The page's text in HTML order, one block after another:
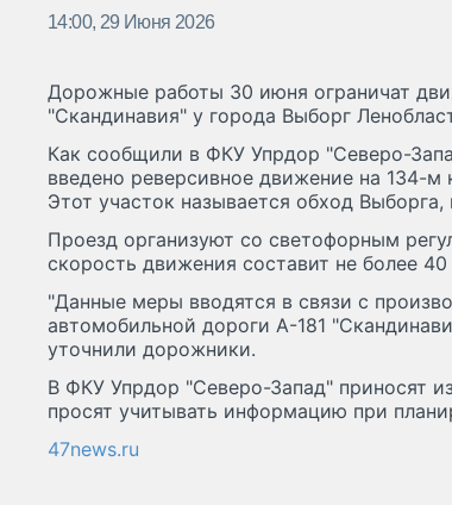
14:00, 29 Июня 2026
Дорожные работы 30 июня ограничат
"Скандинавия" у города Выборг
Как сообщили в ФКУ Упрдор "Северо-
введено реверсивное движение на 134-
Этот участок называется обход
Проезд организуют со светофорным
скорость движения составит не более
"Данные меры вводятся в связи с
автомобильной дороги А-181
уточнили дорожники.
В ФКУ Упрдор "Северо-Запад" приносят
просят учитывать информацию при
47news.ru